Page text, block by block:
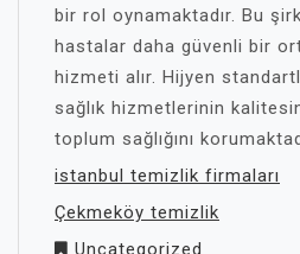
bir rol oynamaktadır. Bu
hastalar daha güvenli bir
hizmeti alır. Hijyen
sağlık hizmetlerinin
toplum sağlığını
istanbul temizlik firmaları
Çekmeköy temizlik
Uncategorized